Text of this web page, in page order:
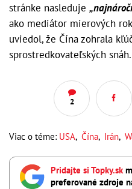
stránke nasleduje
ako mediátor mierových
uviedol, že Čína zohrala
sprostredkovateľských snáh.
2
Viac o téme: USA, Čína, Irán,
Pridajte si Topky.sk
preferované zdroje